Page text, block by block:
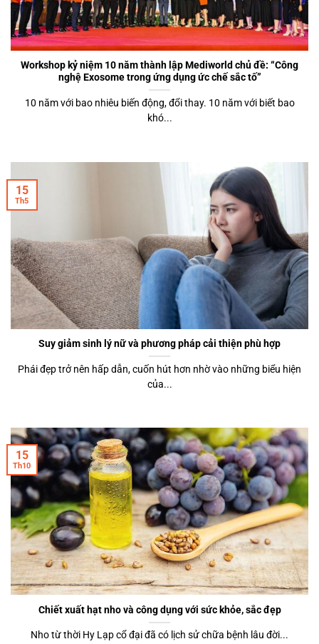
Workshop kỷ niệm 10 năm thành lập Mediworld chủ đề: “Công
nghệ Exosome trong ứng dụng ức chế sắc tố”
10 năm với bao nhiêu biến động, đổi thay. 10 năm với biết bao
khó...
Suy giảm sinh lý nữ và phương pháp cải thiện phù hợp
Phái đẹp trở nên hấp dẫn, cuốn hút hơn nhờ vào những biểu hiện
của...
15
Th5
Chiết xuất hạt nho và công dụng với sức khỏe, sắc đẹp
Nho từ thời Hy Lạp cổ đại đã có lịch sử chữa bệnh lâu đời...
15
Th10